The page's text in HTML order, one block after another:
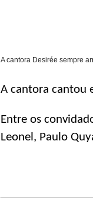
A cantora Desirée sempre
A cantora cantou
Entre os
Leonel, Paulo